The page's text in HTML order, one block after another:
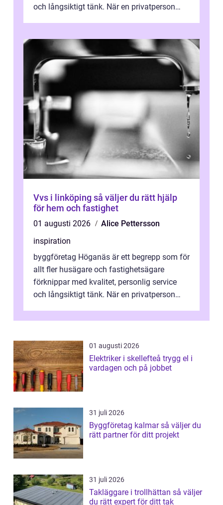
och långsiktigt tänk. När en privatperson
Vvs i linköping så väljer du rätt hjälp
för hem och fastighet
01 augusti 2026
Alice Pettersson
inspiration
byggföretag Höganäs är ett begrepp som för
allt fler husägare och fastighetsägare
förknippar med kvalitet, personlig service
och långsiktigt tänk. När en privatperson
01 augusti 2026
Elektriker i skellefteå trygg el i
vardagen och på jobbet
31 juli 2026
Byggföretag kalmar så väljer du
rätt partner för ditt projekt
31 juli 2026
Takläggare i trollhättan så väljer
du rätt expert för ditt tak